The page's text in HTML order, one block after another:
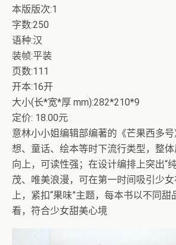
本版版次:1
字数:250
语种:汉
装帧:平装
页数:111
开本:16开
大小(长*宽*厚 mm):282*210*9
定价: 18.00元
意林小小姐编辑部编著的《芒果西多
想、童话、绘本等时下流行类型，整体
向上，可读性强；在设计编排上突出“
茂、唯美浪漫，可在第一时间吸引少
上，紧扣“果味”主题，每本书以不同甜
看，符合少女甜美心境